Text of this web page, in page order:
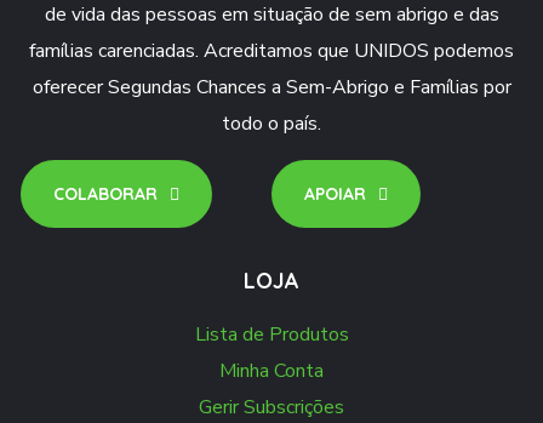
de vida das pessoas em situação de sem abrigo e das
famílias carenciadas. Acreditamos que UNIDOS podemos
oferecer Segundas Chances a Sem-Abrigo e Famílias por
todo o país.
COLABORAR APOIAR
LOJA
Lista de Produtos
Minha Conta
Gerir Subscrições